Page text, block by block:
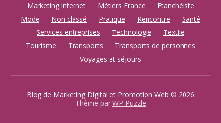
Marketing internet
Métiers France
Etanchéiste
Mode
Non classé Pratique Rencontre
Santé
Services entreprises
Technologie
Textile
Tourisme
Transports
Transports de personnes
Voyages et séjours
Blog de Marketing Digital et Promotion Web © 2026
Thème par WP Puzzle